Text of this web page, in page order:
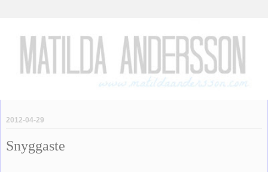
2012-04-29
Snyggaste